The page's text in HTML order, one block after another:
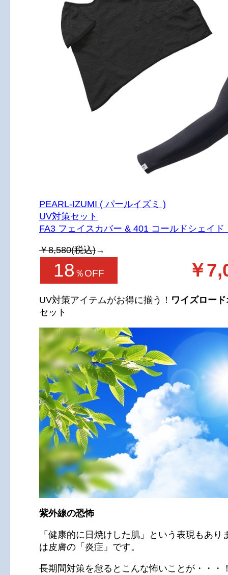
PEARL-IZUMI ( パールイズミ )
UV対策セット
FA3 フェイスカバー & 401 コールドシェイド
￥8,580(税込)→
18 ％OFF ￥
UV対策アイテムがお得に揃う！ ワイズロー
セット
紫外線の恐怖
「健康的に日焼けした肌」という表現もあり
は皮膚の「炎症」です。
長期間対策を怠るとこんな怖いことが・・・